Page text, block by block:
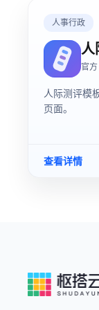
人事行政
人
官方
人际测评模
页面。
查看详情